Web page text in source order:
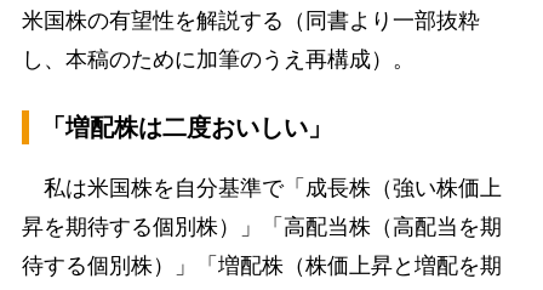
米国株の有望性を解説する（同書より一部抜粋
し、本稿のために加筆のうえ再構成）。
「増配株は二度おいしい」
私は米国株を自分基準で「成長株（強い株価上
昇を期待する個別株）」「高配当株（高配当を期
待する個別株）」「増配株（株価上昇と増配を期